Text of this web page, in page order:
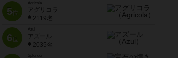
5位
Agricola
アグリコラ
2119名
6位
Azul
アズール
2035名